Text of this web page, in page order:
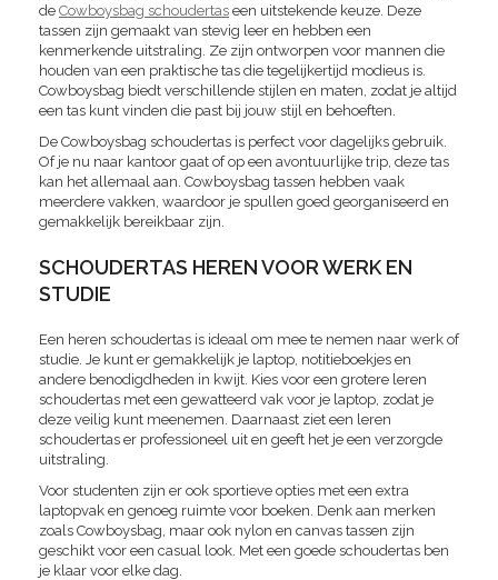
de Cowboysbag schoudertas een uitstekende keuze. Deze
tassen zijn gemaakt van stevig leer en hebben een
kenmerkende uitstraling. Ze zijn ontworpen voor mannen die
houden van een praktische tas die tegelijkertijd modieus is.
Cowboysbag biedt verschillende stijlen en maten, zodat je altijd
een tas kunt vinden die past bij jouw stijl en behoeften.
De Cowboysbag schoudertas is perfect voor dagelijks gebruik.
Of je nu naar kantoor gaat of op een avontuurlijke trip, deze tas
kan het allemaal aan. Cowboysbag tassen hebben vaak
meerdere vakken, waardoor je spullen goed georganiseerd en
gemakkelijk bereikbaar zijn.
SCHOUDERTAS HEREN VOOR WERK EN
STUDIE
Een heren schoudertas is ideaal om mee te nemen naar werk of
studie. Je kunt er gemakkelijk je laptop, notitieboekjes en
andere benodigdheden in kwijt. Kies voor een grotere leren
schoudertas met een gewatteerd vak voor je laptop, zodat je
deze veilig kunt meenemen. Daarnaast ziet een leren
schoudertas er professioneel uit en geeft het je een verzorgde
uitstraling.
Voor studenten zijn er ook sportieve opties met een extra
laptopvak en genoeg ruimte voor boeken. Denk aan merken
zoals Cowboysbag, maar ook nylon en canvas tassen zijn
geschikt voor een casual look. Met een goede schoudertas ben
je klaar voor elke dag.